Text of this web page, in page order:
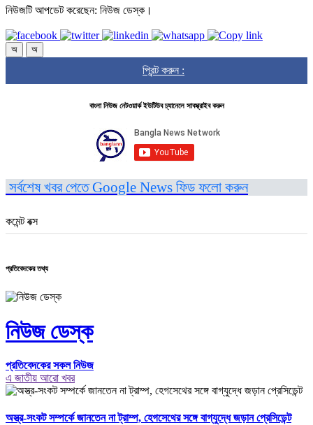
নিউজটি আপডেট করেছেন: নিউজ ডেস্ক।
অ অ
প্রিন্ট করুন :
বাংলা নিউজ নেটওয়ার্ক ইউটিউব চ্যানেলে সাবস্ক্রাইব করুন
সর্বশেষ খবর পেতে Google News ফিড ফলো করুন
কমেন্ট বক্স
প্রতিবেদকের তথ্য
নিউজ ডেস্ক
প্রতিবেদকের সকল নিউজ
এ জাতীয় আরো খবর
অস্ত্র-সংকট সম্পর্কে জানতেন না ট্রাম্প, হেগসেথের সঙ্গে বাগ্‌যুদ্ধে জড়ান প্রেসিডেন্ট